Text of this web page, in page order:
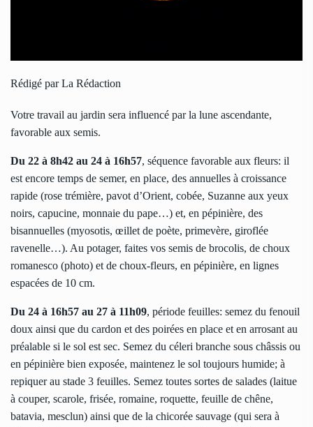
Rédigé par La Rédaction
Votre travail au jardin sera influencé par la lune ascendante,
favorable aux semis.
Du 22 à 8h42 au 24 à 16h57, séquence favorable aux fleurs: il
est encore temps de semer, en place, des annuelles à croissance
rapide (rose trémière, pavot d’Orient, cobée, Suzanne aux yeux
noirs, capucine, monnaie du pape…) et, en pépinière, des
bisannuelles (myosotis, œillet de poète, primevère, giroflée
ravenelle…). Au potager, faites vos semis de brocolis, de choux
romanesco (photo) et de choux-fleurs, en pépinière, en lignes
espacées de 10 cm.
Du 24 à 16h57 au 27 à 11h09, période feuilles: semez du fenouil
doux ainsi que du cardon et des poirées en place et en arrosant au
préalable si le sol est sec. Semez du céleri branche sous châssis ou
en pépinière bien exposée, maintenez le sol toujours humide; à
repiquer au stade 3 feuilles. Semez toutes sortes de salades (laitue
à couper, scarole, frisée, romaine, roquette, feuille de chêne,
batavia, mesclun) ainsi que de la chicorée sauvage (qui sera à